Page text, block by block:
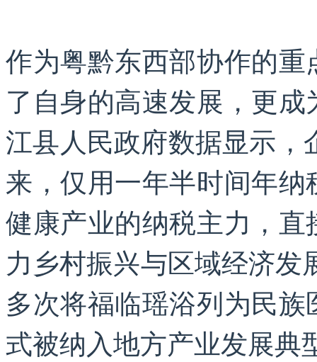
作为粤黔东西部协作的
了自身的高速发展，更
江县人民政府数据显示
来，仅用一年半时间年
健康产业的纳税主力，
力乡村振兴与区域经济
多次将福临瑶浴列为民
式被纳入地方产业发展典